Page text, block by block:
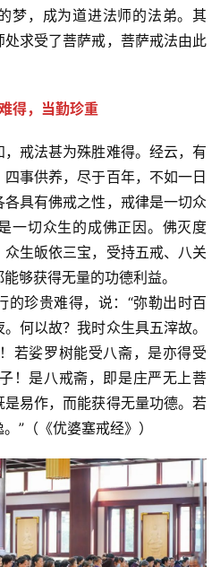
梦，成为道进法师的法弟。其
求受了菩萨戒，菩萨戒法由此
得，当勤珍重
戒法甚为殊胜难得。经云，有
事供养，尽于百年，不如一日
具有佛戒之性，戒律是一切众
一切众生的成佛正因。佛灭度
生皈依三宝，受持五戒、八关
够获得无量的功德利益。
的珍贵难得，说：“弥勒出时百
何以故？我时众生具五滓故。
若娑罗树能受八斋，是亦得受
！是八戒斋，即是庄严无上菩
易作，而能获得无量功德。若
”（《优婆塞戒经》）